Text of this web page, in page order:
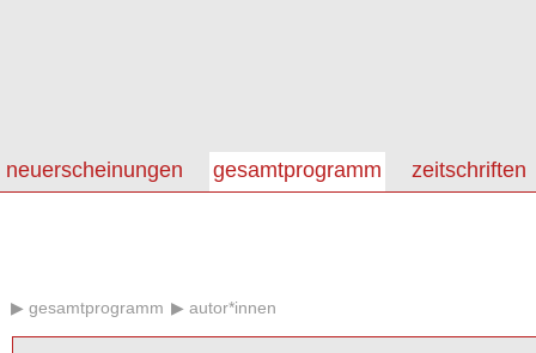
neuerscheinungen gesamtprogramm zeitschriften
gesamtprogramm autor*innen